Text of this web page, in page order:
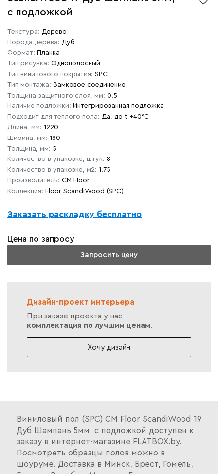
с подложкой
Текстура: Дерево
Порода дерева: Дуб
Формат: Планка
Тип рисунка: Однополосный
Тип винилового покрытия: SPC
Тип монтажа: Замковое соединение
Толщина защитного слоя, мм: 0.5
Наличие подложки: Интегрированная подложка
Подходит для теплого пола: Да, до t +40°C
Длина, мм: 1220
Ширина, мм: 180
Толщина, мм: 5
Количество в упаковке, штук: 8
Количество в упаковке, м2: 1.75
Производитель: CM Floor
Коллекция: Floor ScandiWood (SPC)
Заказать раскладку бесплатно
Цена по запросу
Запросить цену
Дизайн-проект интерьера
При заказе проекта у нас —
комплектация по лучшим ценам.
Хочу дизайн
Виниловый пол (SPC) CM Floor ScandiWood 19
Дуб Шампань 5мм, с подложкой доступен к
заказу в интернет-магазине FLATBOX.by.
Посмотреть образцы полов можно в
шоуруме. Доставка в Минск, Брест, Гомель,